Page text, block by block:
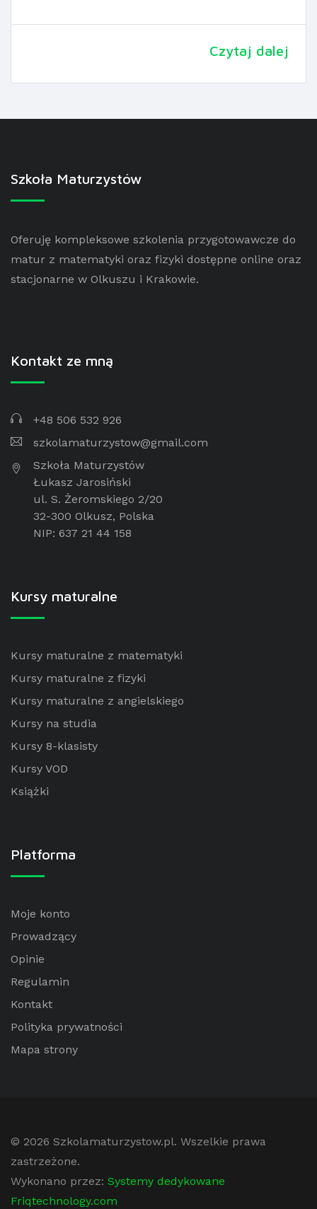
Czytaj dalej
Szkoła Maturzystów
Oferuję kompleksowe szkolenia przygotowawcze do
matur z matematyki oraz fizyki dostępne online oraz
stacjonarne w Olkuszu i Krakowie.
Kontakt ze mną
+48 506 532 926
szkolamaturzystow@gmail.com
Szkoła Maturzystów
Łukasz Jarosiński
ul. S. Żeromskiego 2/20
32-300 Olkusz, Polska
NIP: 637 21 44 158
Kursy maturalne
Kursy maturalne z matematyki
Kursy maturalne z fizyki
Kursy maturalne z angielskiego
Kursy na studia
Kursy 8-klasisty
Kursy VOD
Książki
Platforma
Moje konto
Prowadzący
Opinie
Regulamin
Kontakt
Polityka prywatności
Mapa strony
© 2026 Szkolamaturzystow.pl. Wszelkie prawa
zastrzeżone.
Wykonano przez: Systemy dedykowane
Friqtechnology.com